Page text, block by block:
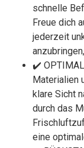
schnelle
Freue dich
jederzeit
✔️
Materialien
klare Sicht
durch das
eine